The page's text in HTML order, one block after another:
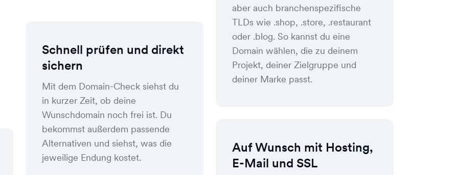
Schnell prüfen und direkt
sichern
Mit dem Domain-Check siehst du
in kurzer Zeit, ob deine
Wunschdomain noch frei ist. Du
bekommst außerdem passende
Alternativen und siehst, was die
jeweilige Endung kostet.
aber auch branchenspezifische
TLDs wie .shop, .store, .restaurant
oder .blog. So kannst du eine
Domain wählen, die zu deinem
Projekt, deiner Zielgruppe und
deiner Marke passt.
Auf Wunsch mit Hosting,
E-Mail und SSL